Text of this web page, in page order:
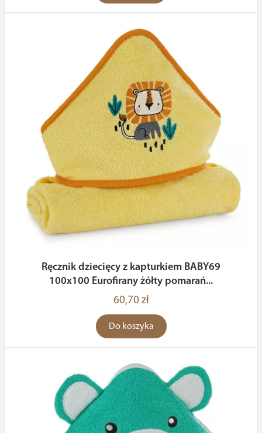
Ręcznik dziecięcy z kapturkiem BABY69
100x100 Eurofirany żółty pomarań...
60,70 zł
Do koszyka